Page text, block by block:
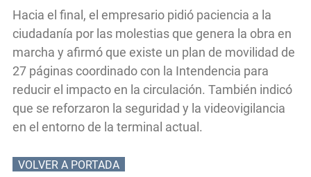
Hacia el final, el empresario pidió paciencia a la
ciudadanía por las molestias que genera la obra en
marcha y afirmó que existe un plan de movilidad de
27 páginas coordinado con la Intendencia para
reducir el impacto en la circulación. También indicó
que se reforzaron la seguridad y la videovigilancia
en el entorno de la terminal actual.
VOLVER A PORTADA